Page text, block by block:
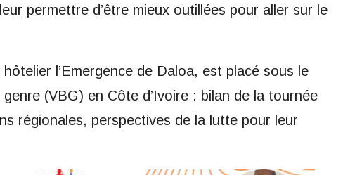
permettre d’être mieux outillées pour aller sur le
l’Emergence de Daloa, est placé sous le
(VBG) en Côte d’Ivoire : bilan de la tournée
régionales, perspectives de la lutte pour leur